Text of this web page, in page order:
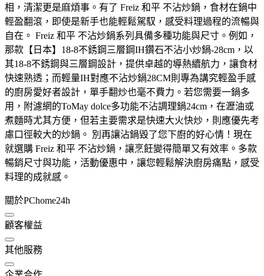
相，清潔更是麻煩事。有了 Freiz 和平 不沾炒鍋，食材在鍋中
輕盈翻滾，即使是新手也能輕鬆駕馭，感受料理過程的流暢與
自在。 Freiz 和平 不沾炒鍋系列具備多種功能與尺寸。例如，
那款【日本】18-8不銹鋼三層鋼IH鑽石不沾小炒鍋-28cm，以
其18-8不銹鋼與三層鋼設計，提供卓越的導熱續航力，讓食材
快速熟透；而輕量IH對應不沾炒鍋28CM則專為講究輕盈手感
的廚房愛好者設計，單手翻炒也毫不費力。若您需要一鍋多
用，附濾網的ToMay dolce多功能不沾調理鍋24cm，在瀝油或
煮麵時尤其方便，但若主要需求是快速大火快炒，則應優先考
慮口徑較大的炒鍋。 別再讓沾鍋毀了您下廚的好心情！現在
就選購 Freiz 和平 不沾炒鍋，讓烹飪變得簡單又有效率。多款
暢銷尺寸與功能，活動優惠中，讓您輕鬆解決廚房痛點，感受
料理的成就感。
關於PChome24h
顧客權益
其他服務